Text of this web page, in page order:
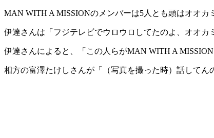
MAN WITH A MISSIONのメンバーは5人とも頭はオオカ
伊達さんは「フジテレビでウロウロしてたのよ、オオカ
伊達さんによると、「この人らがMAN WITH A
相方の富澤たけしさんが「（写真を撮った時）話して